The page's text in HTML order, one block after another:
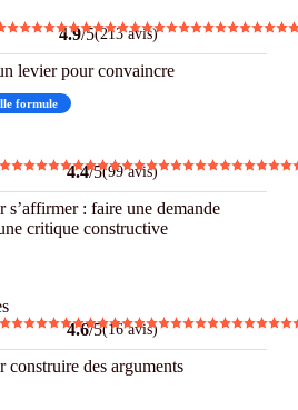
4.9/5(213 avis)
levier pour convaincre
formule
4.4/5(99 avis)
s’affirmer : faire une demande
critique constructive
4.6/5(16 avis)
construire des arguments